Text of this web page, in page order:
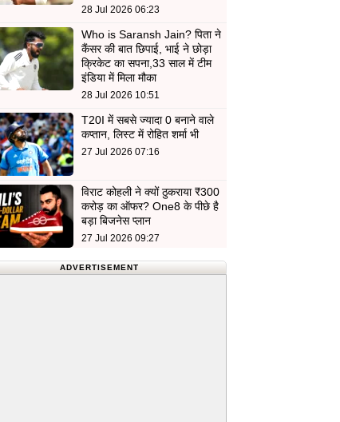
28 Jul 2026 06:23
Who is Saransh Jain? पिता ने
कैंसर की बात छिपाई, भाई ने छोड़ा
क्रिकेट का सपना,33 साल में टीम
इंडिया में मिला मौका
28 Jul 2026 10:51
T20I में सबसे ज्यादा 0 बनाने वाले
कप्तान, लिस्ट में रोहित शर्मा भी
27 Jul 2026 07:16
विराट कोहली ने क्यों ठुकराया ₹300
करोड़ का ऑफर? One8 के पीछे है
बड़ा बिजनेस प्लान
27 Jul 2026 09:27
ADVERTISEMENT